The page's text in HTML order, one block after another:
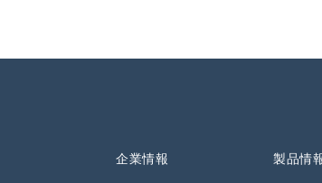
企業情報 製品情